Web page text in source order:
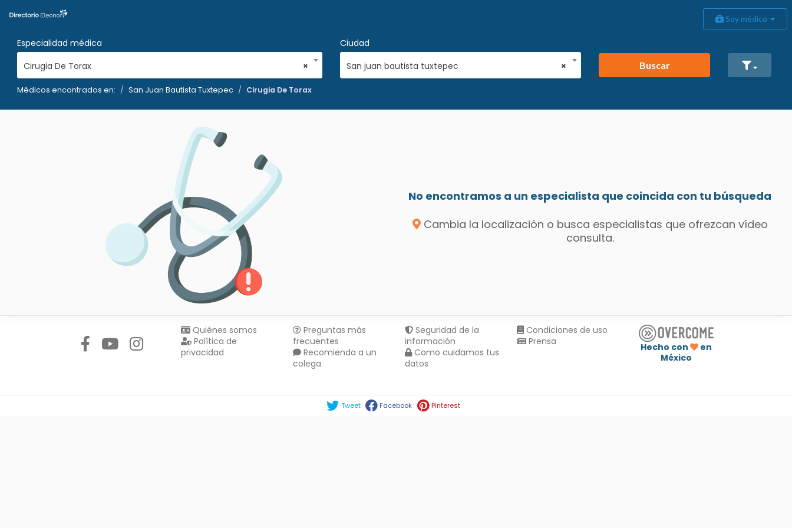
Soy médico
Especialidad médica
×
Cirugia De Torax
Ciudad
×
San juan bautista tuxtepec Buscar
Médicos encontrados en: San Juan Bautista Tuxtepec Cirugia De Torax
No encontramos a un especialista que coincida con tu búsqueda
Cambia la localización o busca especialistas que ofrezcan vídeo
consulta.
Quiénes somos
Política de
privacidad
Preguntas más
frecuentes
Recomienda a un
colega
Seguridad de la
información
Como cuidamos tus
datos
Condiciones de uso
Prensa
Hecho con
en
México
Tweet Facebook Pinterest